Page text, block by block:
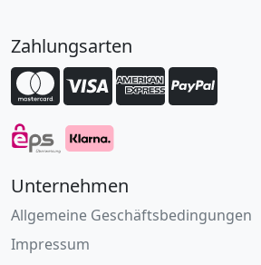
Zahlungsarten
Unternehmen
Allgemeine Geschäftsbedingungen
Impressum